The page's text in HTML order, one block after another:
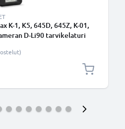
K-1, K5, 645D, 645Z, K-01,
D-Li90 tarvikelaturi